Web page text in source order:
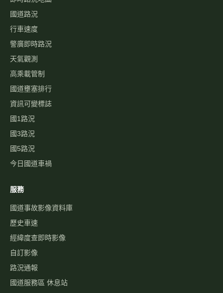
國道路況
行車速度
警廣即時路況
天氣觀測
高乘載管制
國道壅塞排行
資訊可變標誌
國1路況
國3路況
國5路況
今日國道車禍
服務
國道事故影像資料庫
歷史車速
經緯度查即時影像
自訂影像
路況通報
國道服務區 休息站